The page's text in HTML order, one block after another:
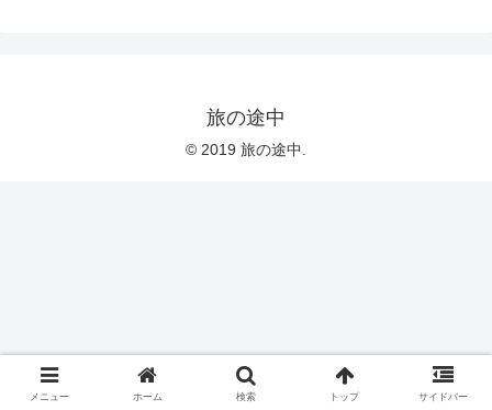
旅の途中
© 2019 旅の途中.
メニュー ホーム 検索 トップ サイドバー